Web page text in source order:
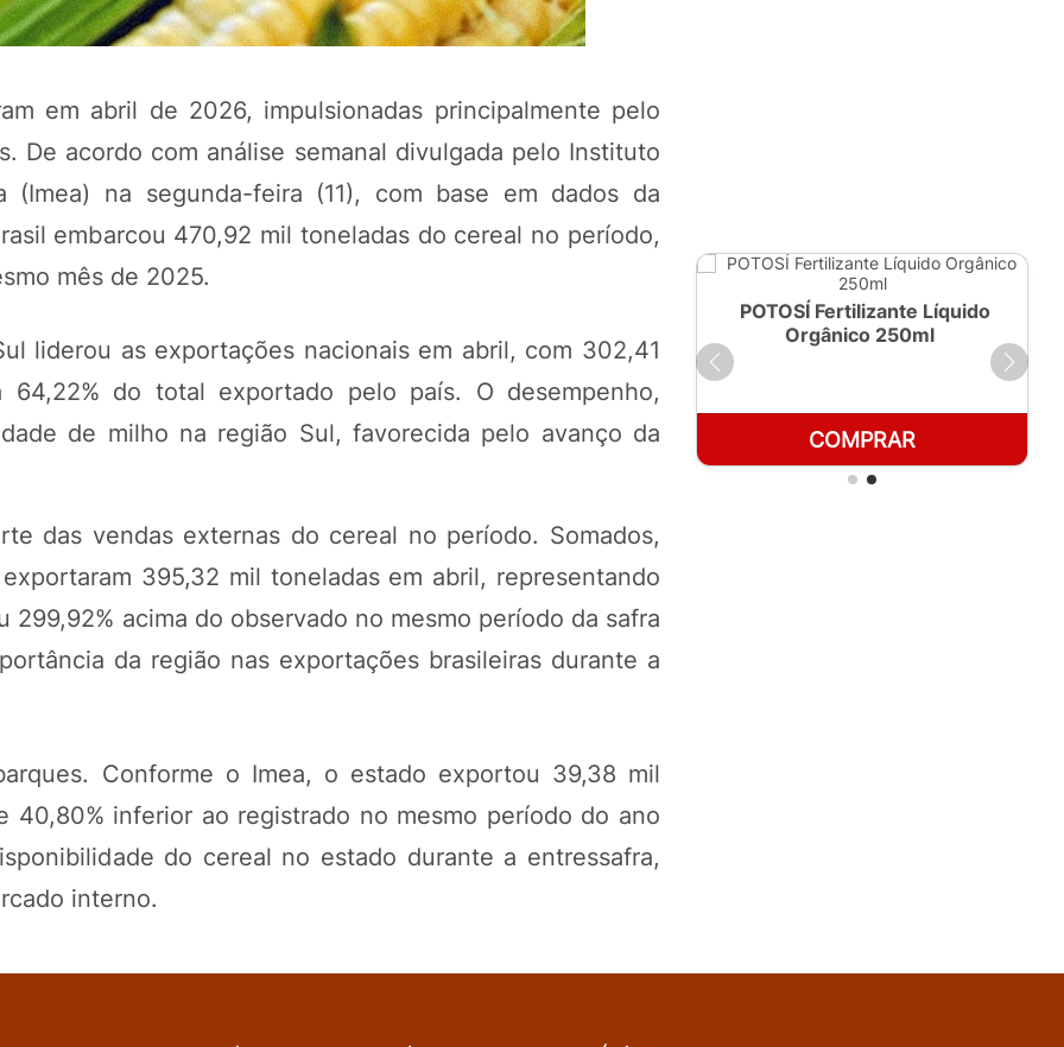
em abril de 2026, impulsionadas principalmente pelo
De acordo com análise semanal divulgada pelo Instituto
(Imea) na segunda-feira (11), com base em dados da
embarcou 470,92 mil toneladas do cereal no período,
mês de 2025.
liderou as exportações nacionais em abril, com 302,41
do total exportado pelo país. O desempenho,
de milho na região Sul, favorecida pelo avanço da
das vendas externas do cereal no período. Somados,
395,32 mil toneladas em abril, representando
acima do observado no mesmo período da safra
da região nas exportações brasileiras durante a
Conforme o Imea, o estado exportou 39,38 mil
inferior ao registrado no mesmo período do ano
do cereal no estado durante a entressafra,
interno.
COMPRAR
POTOSÍ Fertilizante Líquido
Orgânico 250ml
COMPRAR